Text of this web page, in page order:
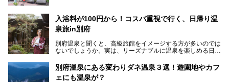
併設の「JR九州ホテル ブラッサム大分」に泊まって、この
「シティスパてんくう」をたっぷり満喫してきたのでレポー
ルダウンできるスイーツ情報と併せてお楽しみください！
提供元：大分県【PR】
この記事は大分県のPR記事です。
まつり」が開催されます。その期間は嬉しいことに100以上
の共同浴場がなんと無料開放されるんです！普段から入浴料
が100円と安いのに、いいんですかタダにしちゃって!?
しかも4/2には「東京ディズニーリゾートスペシャルパレー
ド」も行われます。つまり別府に行けば「地獄」も「ミッキ
ーマウス」も拝める稀有なイベントですよ、これは行くしか
ない！
源泉数、湧出量ともに日本一の温泉県とも言われる大分県。
入浴料が100円から！コスパ重視で行く、日帰り温
泉旅in別府
別府温泉と聞くと、高級旅館をイメージする方が多いのでは
ないでしょうか。実は、リーズナブルに温泉を楽しめる日帰
で楽しめる「大分県の別府温泉」に注目してみました。
ニフティ温泉がオススメする温泉施設を紹介しちゃいます！
別府温泉にある変わりダネ温泉３選！遊園地やカフ
ェにも温泉が？